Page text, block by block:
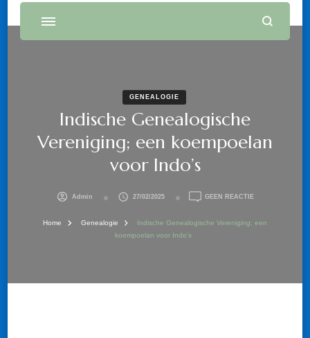
GENEALOGIE
Indische Genealogische
Vereniging; een koempoelan
voor Indo’s
Admin 27/02/2025 GEEN REACTIEOP
VERENIGING;
Home Genealogie
Indische Genealogische Vereniging; een
koempoelan voor Indo’s